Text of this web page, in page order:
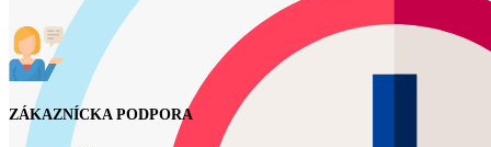
ZÁKAZNÍCKA PODPORA